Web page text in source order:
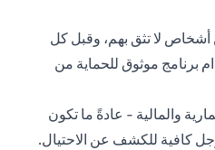
أشخاص لا تثق بهم، وقبل كل
برنامج موثوق للحماية من
والمالية - عادةً ما تكون
كافية للكشف عن الاحتيال.